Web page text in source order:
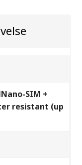
SIM +
resistant (up